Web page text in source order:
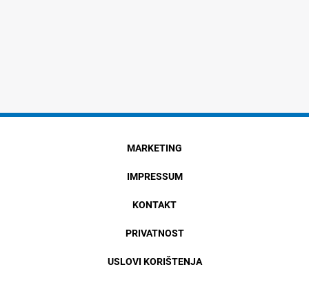
MARKETING
IMPRESSUM
KONTAKT
PRIVATNOST
USLOVI KORIŠTENJA